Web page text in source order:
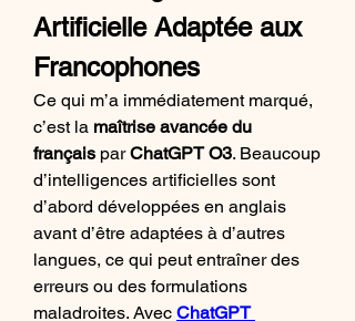
Artificielle Adaptée aux
Francophones
Ce qui m’a immédiatement marqué,
c’est la maîtrise avancée du
français par ChatGPT O3. Beaucoup
d’intelligences artificielles sont
d’abord développées en anglais
avant d’être adaptées à d’autres
langues, ce qui peut entraîner des
erreurs ou des formulations
maladroites. Avec ChatGPT